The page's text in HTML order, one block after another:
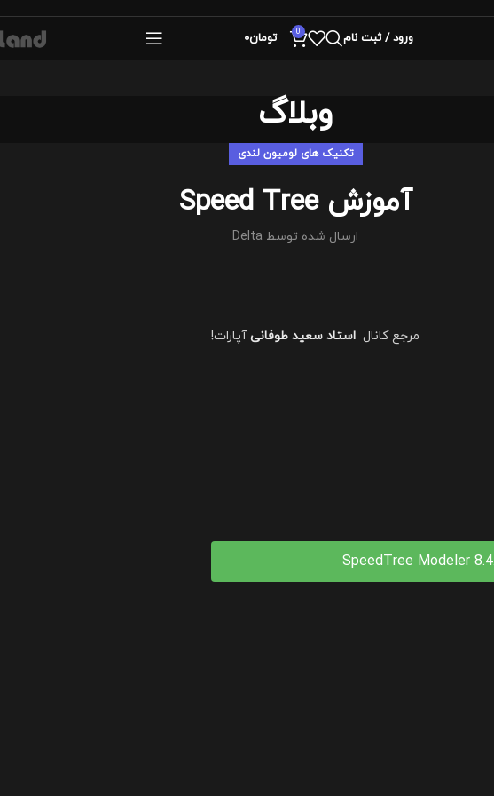
ورود / ثبت نام 0 تومان0
وبلاگ
تکنیک های لومیون لندی
آموزش Speed Tree
ارسال شده توسط Delta
مرجع کانال استاد سعید طوفانیآپارات!